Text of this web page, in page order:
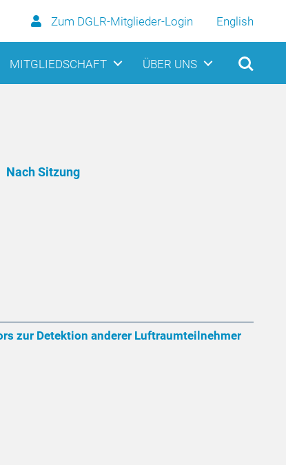
Zum DGLR-Mitglieder-Login English
MITGLIEDSCHAFT ÜBER UNS
Nach Sitzung
zur Detektion anderer Luftraumteilnehmer